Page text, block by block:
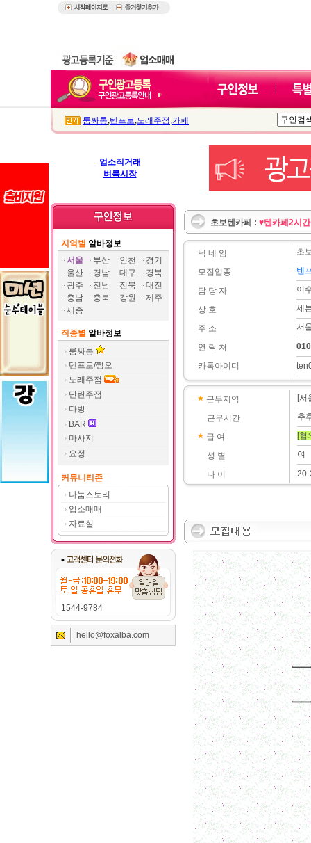
룸싸롱,텐프로,노래주점 ,카페
업소직거래
벼룩시장
지역별 알바정보
서울
부산 인천
경기
울산
경남 대구
경북
광주
전남 전북
대전
충남
충북 강원
제주
세종
직종별 알바정보
룸싸롱
텐프로/쩜오
노래주점
단란주점
다방
BAR
마사지
요정
커뮤니티존
나눔스토리
업소매매
자료실
1544-9784
hello@foxalba.com
초보텐카페 : ♥텐카페2시
닉 네 임
모집업종
담 당 자
상 호
주 소
연 락 처
카톡아이디
초
텐
이
세
서
근무지역
근무시간
급 여
성 별
나 이
[서
추
[협
여